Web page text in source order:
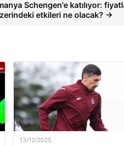
Schengen'e katılıyor:
etkileri ne olacak? →
13/12/2025